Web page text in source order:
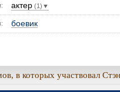
актер (1)▼
боевик
в которых участвовал